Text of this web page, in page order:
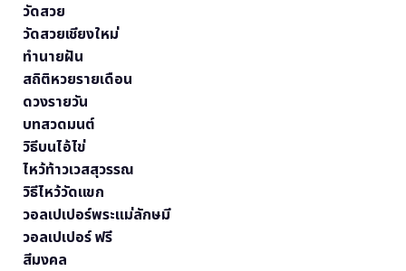
วัดสวย
วัดสวยเชียงใหม่
ทำนายฝัน
สถิติหวยรายเดือน
ดวงรายวัน
บทสวดมนต์
วิธีบนไอ้ไข่
ไหว้ท้าวเวสสุวรรณ
วิธีไหว้วัดแขก
วอลเปเปอร์พระแม่ลักษมี
วอลเปเปอร์ ฟรี
สีมงคล